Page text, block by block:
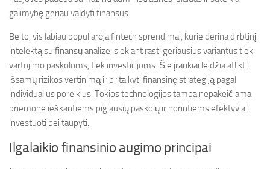
galimybę geriau valdyti finansus.
Be to, vis labiau populiarėja fintech sprendimai, kurie derina dirbtinį
intelektą su finansų analize, siekiant rasti geriausius variantus tiek
vartojimo paskoloms, tiek investicijoms. Šie įrankiai leidžia atlikti
išsamų rizikos vertinimą ir pritaikyti finansinę strategiją pagal
individualius poreikius. Tokios technologijos tampa nepakeičiama
priemone ieškantiems pigiausių paskolų ir norintiems efektyviai
investuoti bei taupyti.
Ilgalaikio finansinio augimo principai